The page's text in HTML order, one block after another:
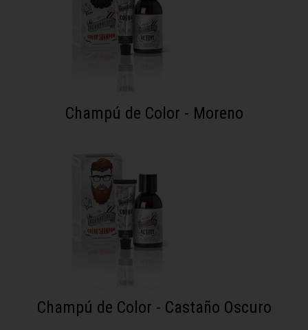
Champú de Color - Moreno
Champú de Color - Castaño Oscuro